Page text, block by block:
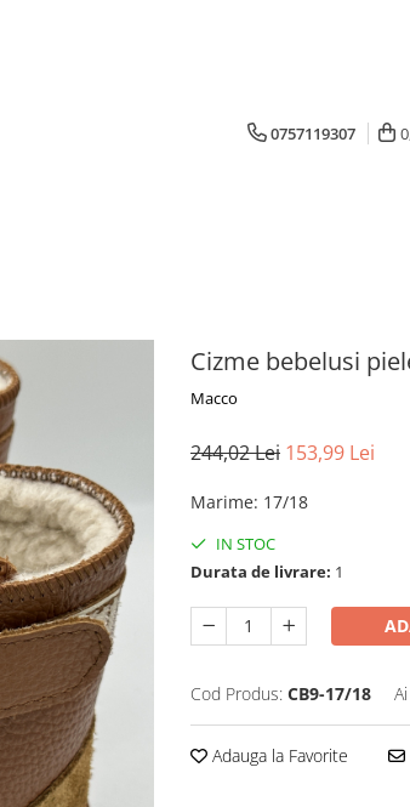
0757119307
Cizme bebelusi
Macco
244,02 Lei 153,99 Lei
Marime: 17/18
IN STOC
Durata de livrare: 1
Cod Produs: CB9-17/18
Adauga la Favorite